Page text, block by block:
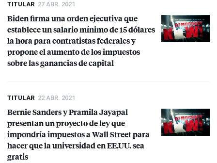
TITULAR 27 ABR. 2021
Biden firma una orden ejecutiva que
establece un salario mínimo de 15 dólares
la hora para contratistas federales y
propone el aumento de los impuestos
sobre las ganancias de capital
TITULAR 22 ABR. 2021
Bernie Sanders y Pramila Jayapal
presentan un proyecto de ley que
impondría impuestos a Wall Street para
hacer que la universidad en EE.UU. sea
gratis